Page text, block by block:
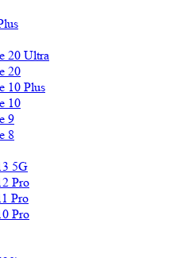
20 Ultra
20
10 Plus
10
9
8
5G
Pro
Pro
Pro